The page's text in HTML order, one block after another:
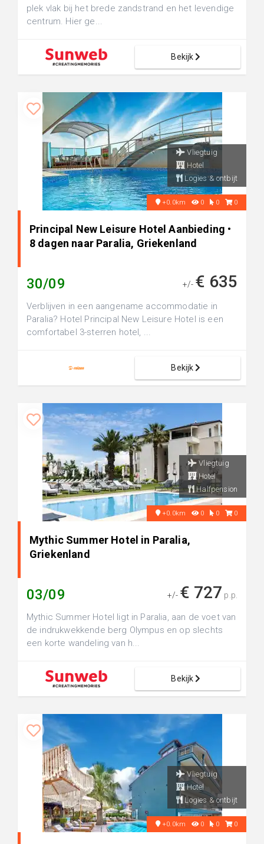
plek vlak bij het brede zandstrand en het levendige
centrum. Hier ge...
Bekijk
Vliegtuig
Hotel
Logies & ontbijt
+0.0km 0 0 0
Principal New Leisure Hotel Aanbieding •
8 dagen naar Paralia, Griekenland
30/09 +/- € 635
Verblijven in een aangename accommodatie in
Paralia? Hotel Principal New Leisure Hotel is een
comfortabel 3-sterren hotel, ...
Bekijk
Vliegtuig
Hotel
Halfpension
+0.0km 0 0 0
Mythic Summer Hotel in Paralia,
Griekenland
03/09 +/- € 727 p.p.
Mythic Summer Hotel ligt in Paralia, aan de voet van
de indrukwekkende berg Olympus en op slechts
een korte wandeling van h...
Bekijk
Vliegtuig
Hotel
Logies & ontbijt
+0.0km 0 0 0